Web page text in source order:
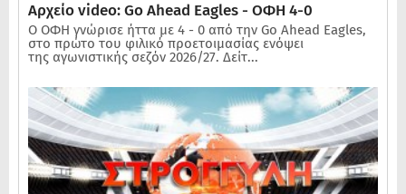
Αρχείο video: Go Ahead Eagles - ΟΦΗ 4-0
Ο ΟΦΗ γνώρισε ήττα με 4 - 0 από την Go Ahead Eagles,
στο πρώτο του φιλικό προετοιμασίας ενόψει
της αγωνιστικής σεζόν 2026/27. Δείτ...